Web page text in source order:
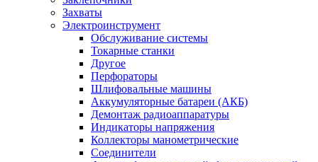
Захваты
Электроинструмент
Обслуживание системы
Токарные станки
Другое
Перфораторы
Шлифовальные машины
Аккумуляторные батареи (АКБ)
Демонтаж радиоаппаратуры
Индикаторы напряжения
Коллекторы манометрические
Соединители